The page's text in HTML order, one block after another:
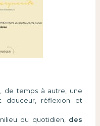
de temps à autre, une
réflexion et
du quotidien, des